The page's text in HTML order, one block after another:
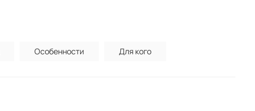
Особенности Для кого